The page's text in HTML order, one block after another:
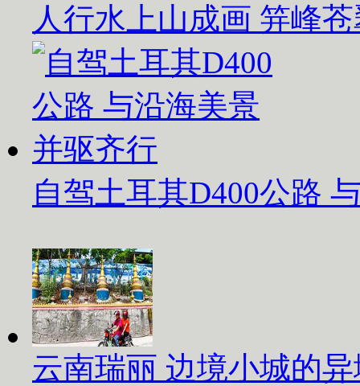
人行水上山成画 笄峰
自驾土耳其D400公路
云南瑞丽 边境小城的